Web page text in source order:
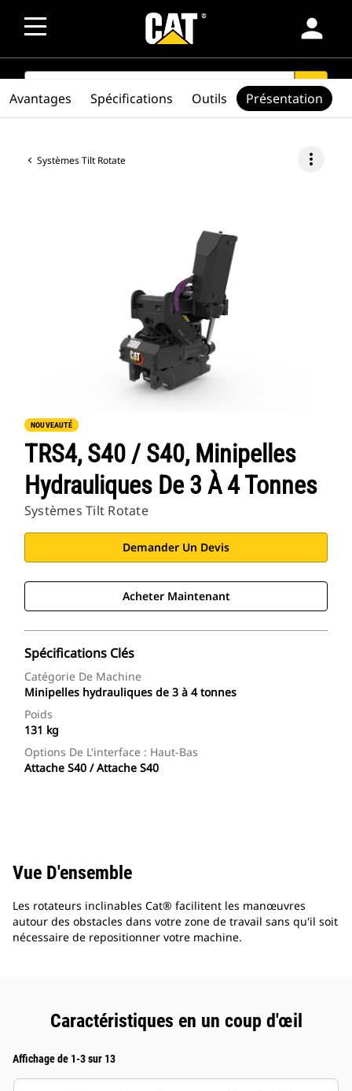
person
SEARCH search
Systèmes Tilt Rotate more_vert
NOUVEAUTÉ
TRS4, S40 / S40, Minipelles
Hydrauliques De 3 À 4 Tonnes
Systèmes Tilt Rotate
Demander Un Devis
Acheter Maintenant
Spécifications Clés
Catégorie De Machine
Minipelles hydrauliques de 3 à 4 tonnes
Poids
131 kg
Options De L'interface : Haut-Bas
Attache S40 / Attache S40
Avantages Spécifications Outils Présentation
Vue D'ensemble
Les rotateurs inclinables Cat® facilitent les manœuvres
autour des obstacles dans votre zone de travail sans qu'il soit
nécessaire de repositionner votre machine.
Caractéristiques en un coup d'œil
Affichage de 1-3 sur 13